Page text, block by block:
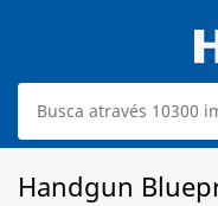
Handgun